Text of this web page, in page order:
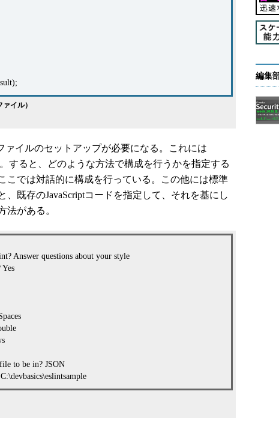
イル）
イルのセットアップが必要になる。これには
すると、どのような方法で構成を行うかを指定する
こでは対話的に構成を行っている。この他には標準
既存のJavaScriptコードを指定して、それを基にし
法がある。
Answer questions about your style
to be in? JSON
編集